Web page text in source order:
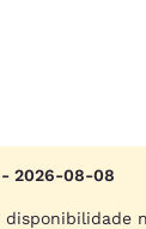
2026-08-08